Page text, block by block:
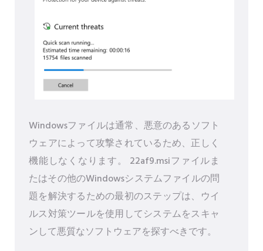
Windowsファイルは通常、悪意のあるソフト
ウェアによって攻撃されているため、正しく
機能しなくなります。 22af9.msiファイルま
たはその他のWindowsシステムファイルの問
題を解決するための最初のステップは、ウイ
ルス対策ツールを使用してシステムをスキャ
ンして悪質なソフトウェアを探すべきです。